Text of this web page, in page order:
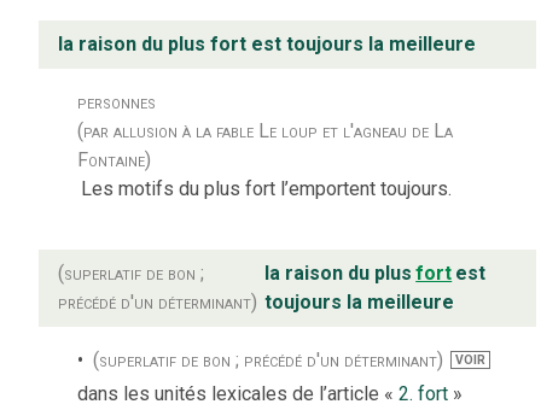
la raison du plus fort est toujours la meilleure
personnes
(par allusion à la fable Le loup et l'agneau de La
Fontaine)
Les motifs du plus fort l’emportent toujours.
(superlatif de bon ;
précédé d'un déterminant)
la raison du plus fort est
toujours la meilleure
(superlatif de bon ; précédé d'un déterminant) VOIR
dans les unités lexicales de l’article « 2. fort »